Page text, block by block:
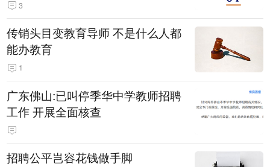
3
传销头目变教育导师 不是什么人都
能办教育
1
广东佛山:已叫停季华中学教师招聘
工作 开展全面核查
招聘公平岂容花钱做手脚